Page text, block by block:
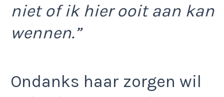
niet of ik hier ooit aan kan
wennen.”
Ondanks haar zorgen wil